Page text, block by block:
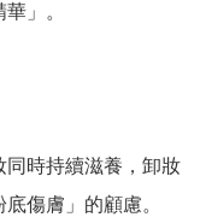
」。
同時持續滋養，卸妝
傷膚」的顧慮。